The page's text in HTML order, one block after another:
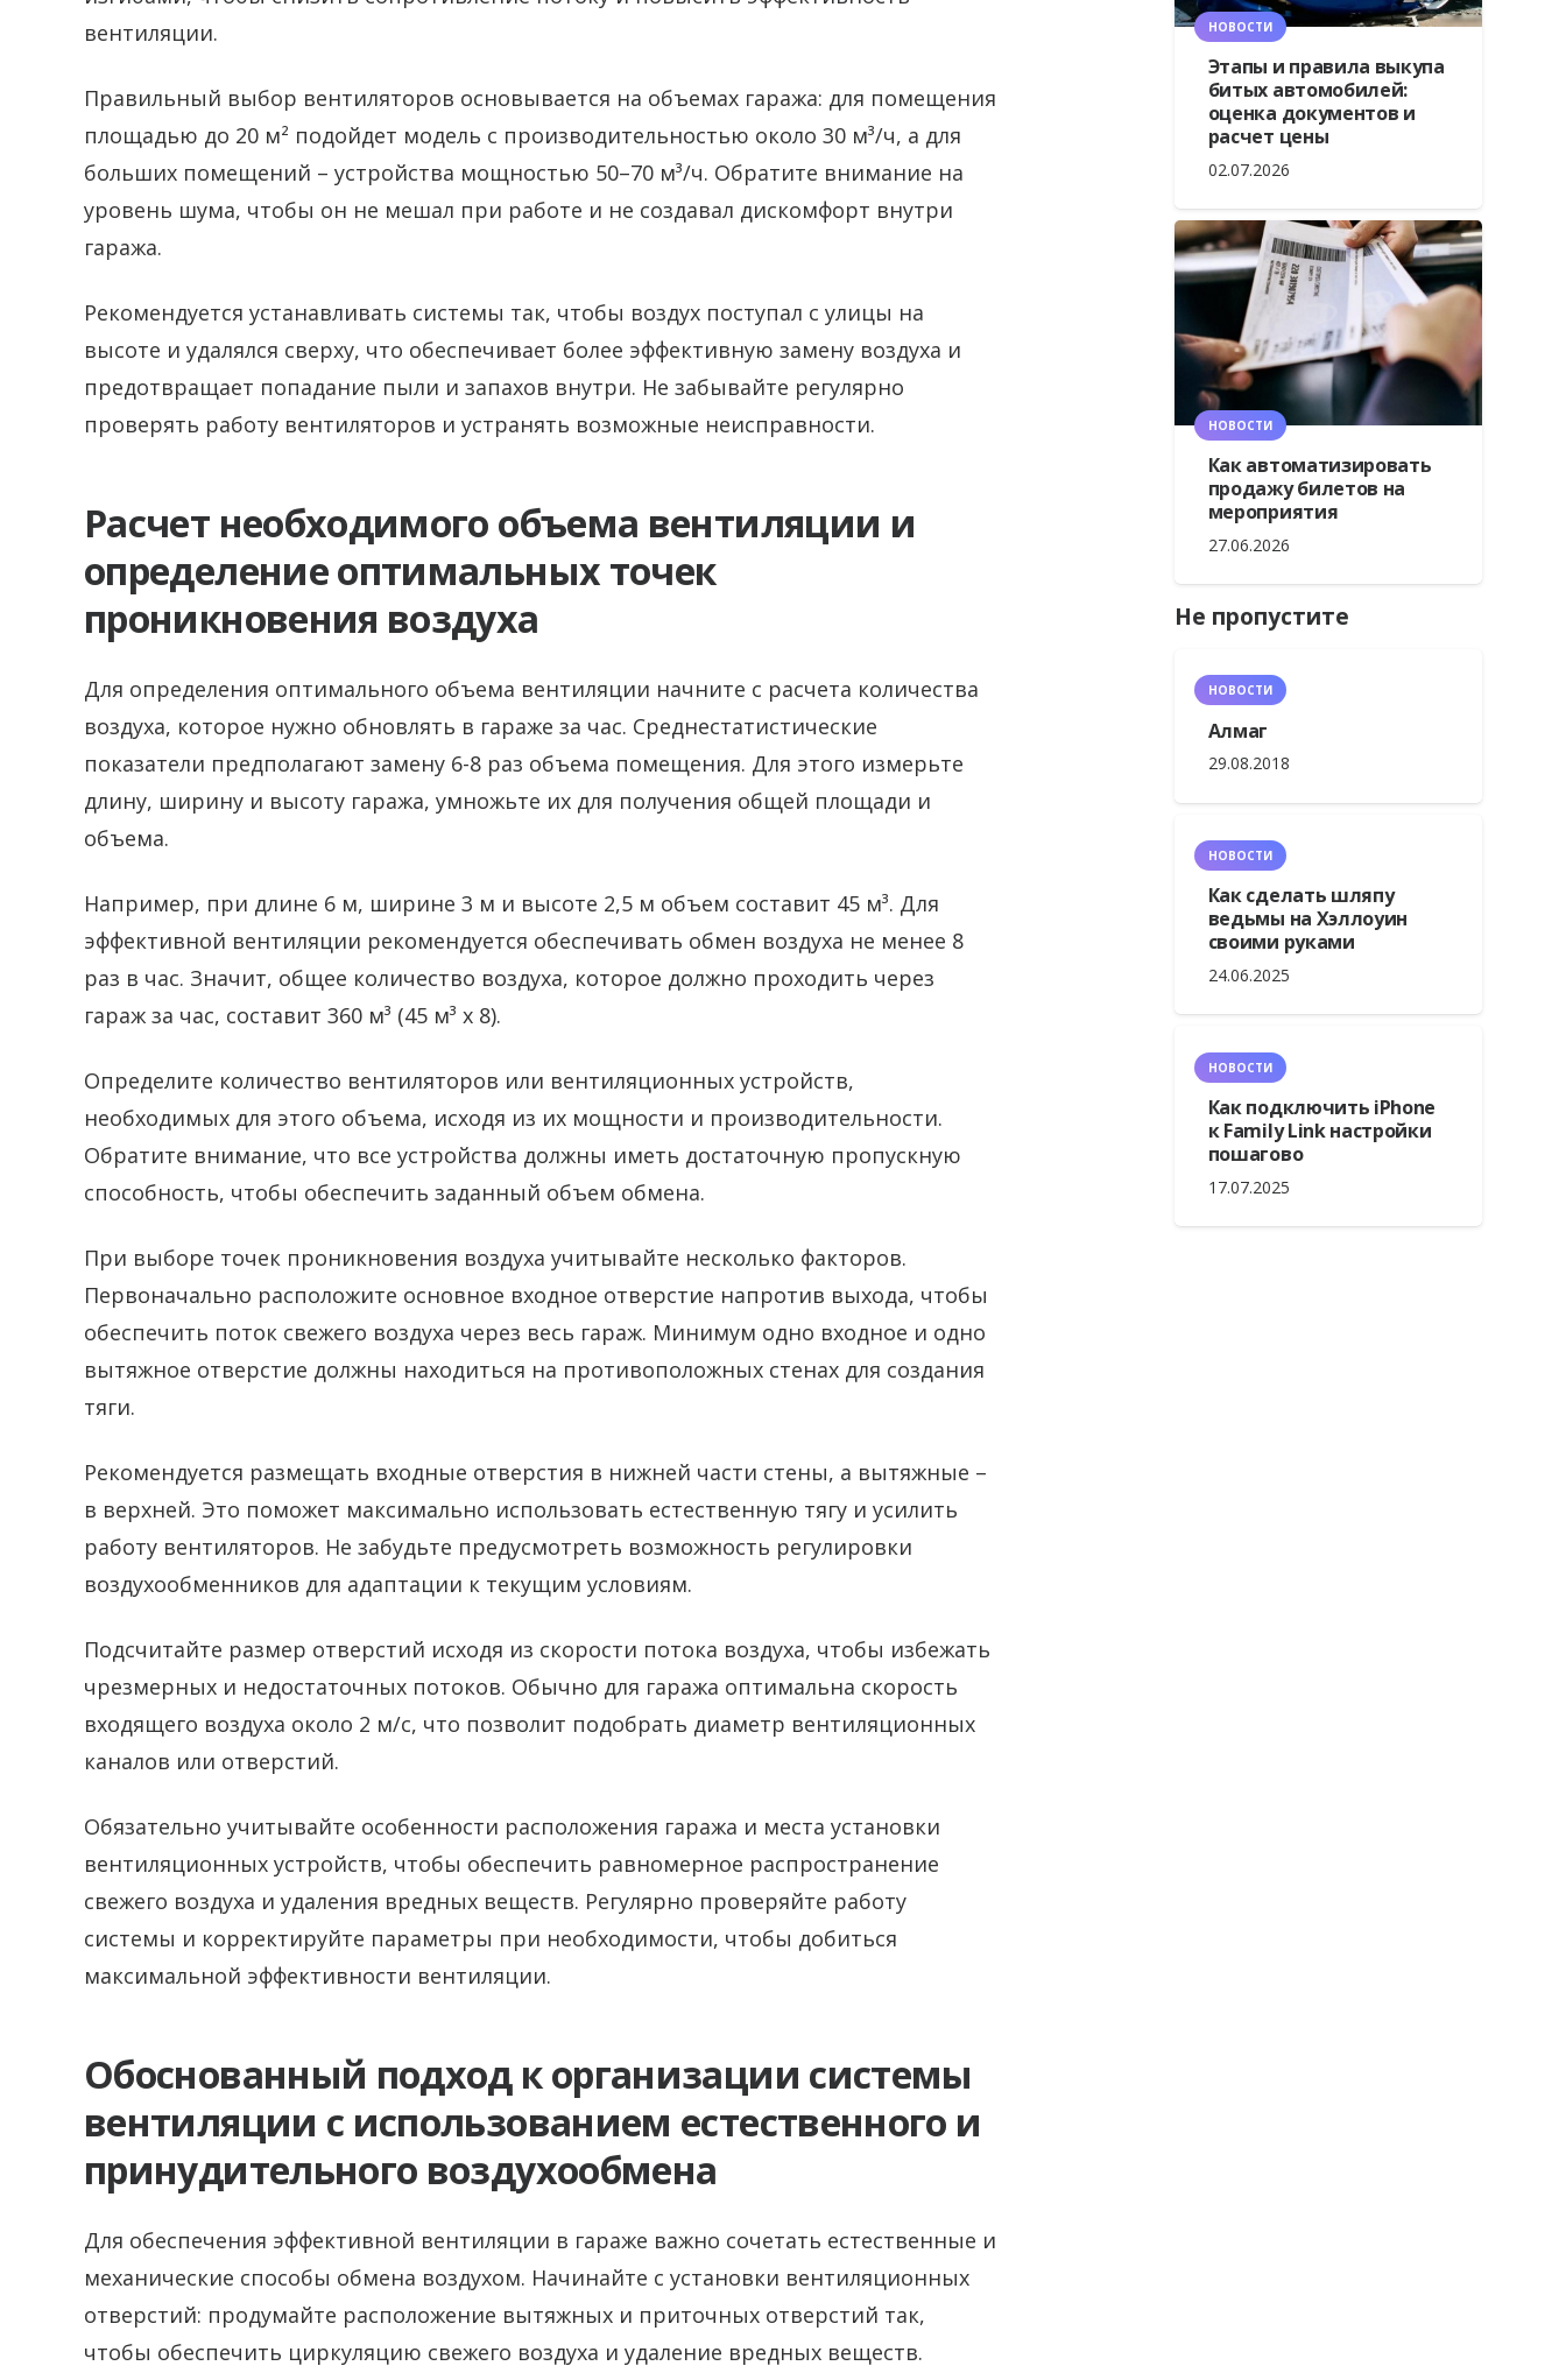
вентиляции.
Правильный выбор вентиляторов основывается на объемах гаража: для помещения
площадью до 20 м² подойдет модель с производительностью около 30 м³/ч, а для
больших помещений – устройства мощностью 50–70 м³/ч. Обратите внимание на
уровень шума, чтобы он не мешал при работе и не создавал дискомфорт внутри
гаража.
Рекомендуется устанавливать системы так, чтобы воздух поступал с улицы на
высоте и удалялся сверху, что обеспечивает более эффективную замену воздуха и
предотвращает попадание пыли и запахов внутри. Не забывайте регулярно
проверять работу вентиляторов и устранять возможные неисправности.
Расчет необходимого объема вентиляции и
определение оптимальных точек
проникновения воздуха
Для определения оптимального объема вентиляции начните с расчета количества
воздуха, которое нужно обновлять в гараже за час. Среднестатистические
показатели предполагают замену 6-8 раз объема помещения. Для этого измерьте
длину, ширину и высоту гаража, умножьте их для получения общей площади и
объема.
Например, при длине 6 м, ширине 3 м и высоте 2,5 м объем составит 45 м³. Для
эффективной вентиляции рекомендуется обеспечивать обмен воздуха не менее 8
раз в час. Значит, общее количество воздуха, которое должно проходить через
гараж за час, составит 360 м³ (45 м³ х 8).
Определите количество вентиляторов или вентиляционных устройств,
необходимых для этого объема, исходя из их мощности и производительности.
Обратите внимание, что все устройства должны иметь достаточную пропускную
способность, чтобы обеспечить заданный объем обмена.
При выборе точек проникновения воздуха учитывайте несколько факторов.
Первоначально расположите основное входное отверстие напротив выхода, чтобы
обеспечить поток свежего воздуха через весь гараж. Минимум одно входное и одно
вытяжное отверстие должны находиться на противоположных стенах для создания
тяги.
Рекомендуется размещать входные отверстия в нижней части стены, а вытяжные –
в верхней. Это поможет максимально использовать естественную тягу и усилить
работу вентиляторов. Не забудьте предусмотреть возможность регулировки
воздухообменников для адаптации к текущим условиям.
Подсчитайте размер отверстий исходя из скорости потока воздуха, чтобы избежать
чрезмерных и недостаточных потоков. Обычно для гаража оптимальна скорость
входящего воздуха около 2 м/с, что позволит подобрать диаметр вентиляционных
каналов или отверстий.
Обязательно учитывайте особенности расположения гаража и места установки
вентиляционных устройств, чтобы обеспечить равномерное распространение
свежего воздуха и удаления вредных веществ. Регулярно проверяйте работу
системы и корректируйте параметры при необходимости, чтобы добиться
максимальной эффективности вентиляции.
Обоснованный подход к организации системы
вентиляции с использованием естественного и
принудительного воздухообмена
Для обеспечения эффективной вентиляции в гараже важно сочетать естественные и
механические способы обмена воздухом. Начинайте с установки вентиляционных
отверстий: продумайте расположение вытяжных и приточных отверстий так,
чтобы обеспечить циркуляцию свежего воздуха и удаление вредных веществ.
НОВОСТИ
Этапы и правила выкупа
битых автомобилей:
оценка документов и
расчет цены
02.07.2026
НОВОСТИ
Как автоматизировать
продажу билетов на
мероприятия
27.06.2026
Не пропустите
НОВОСТИ
Алмаг
29.08.2018
НОВОСТИ
Как сделать шляпу
ведьмы на Хэллоуин
своими руками
24.06.2025
НОВОСТИ
Как подключить iPhone
к Family Link настройки
пошагово
17.07.2025